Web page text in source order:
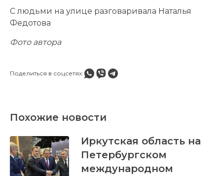
С людьми на улице разговаривала Наталья
Федотова
Фото автора
Поделиться в соцсетях:
Похожие новости
Иркутская область на
Петербургском
международном